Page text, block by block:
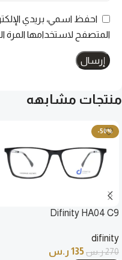
احفظ اسمي، بريدي
المتصفح لاستخدامها المرة
منتجات مشابهه
-50%
Difinity HA04 C9
difinity
270ر.س135 ر.س